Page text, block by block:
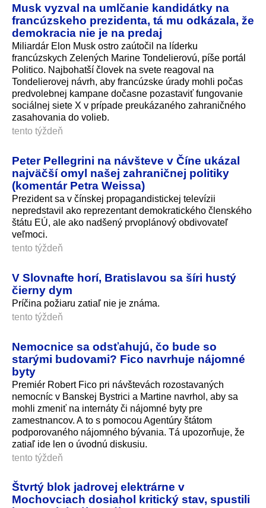
Musk vyzval na umlčanie kandidátky na
francúzskeho prezidenta, tá mu odkázala, že
demokracia nie je na predaj
Miliardár Elon Musk ostro zaútočil na líderku
francúzskych Zelených Marine Tondelierovú, píše portál
Politico. Najbohatší človek na svete reagoval na
Tondelierovej návrh, aby francúzske úrady mohli počas
predvolebnej kampane dočasne pozastaviť fungovanie
sociálnej siete X v prípade preukázaného zahraničného
zasahovania do volieb.
tento týždeň
Peter Pellegrini na návšteve v Číne ukázal
najväčší omyl našej zahraničnej politiky
(komentár Petra Weissa)
Prezident sa v čínskej propagandistickej televízii
nepredstavil ako reprezentant demokratického členského
štátu EÚ, ale ako nadšený prvoplánový obdivovateľ
veľmoci.
tento týždeň
V Slovnafte horí, Bratislavou sa šíri hustý
čierny dym
Príčina požiaru zatiaľ nie je známa.
tento týždeň
Nemocnice sa odsťahujú, čo bude so
starými budovami? Fico navrhuje nájomné
byty
Premiér Robert Fico pri návštevách rozostavaných
nemocníc v Banskej Bystrici a Martine navrhol, aby sa
mohli zmeniť na internáty či nájomné byty pre
zamestnancov. A to s pomocou Agentúry štátom
podporovaného nájomného bývania. Tá upozorňuje, že
zatiaľ ide len o úvodnú diskusiu.
tento týždeň
Štvrtý blok jadrovej elektrárne v
Mochovciach dosiahol kritický stav, spustili